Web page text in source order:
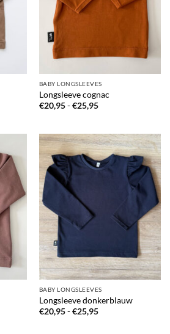
BABY LONGSLEEVES
Longsleeve cognac
€20,95 - €25,95Prijsklasse:
BABY LONGSLEEVES
Longsleeve donkerblauw
€20,95 - €25,95Prijsklasse: